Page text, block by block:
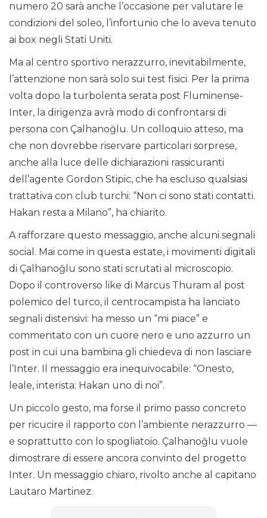
numero 20 sarà anche l’occasione per valutare le
condizioni del soleo, l’infortunio che lo aveva tenuto
ai box negli Stati Uniti.
Ma al centro sportivo nerazzurro, inevitabilmente,
l’attenzione non sarà solo sui test fisici. Per la prima
volta dopo la turbolenta serata post Fluminense-
Inter, la dirigenza avrà modo di confrontarsi di
persona con Çalhanoğlu. Un colloquio atteso, ma
che non dovrebbe riservare particolari sorprese,
anche alla luce delle dichiarazioni rassicuranti
dell’agente Gordon Stipic, che ha escluso qualsiasi
trattativa con club turchi: “Non ci sono stati contatti.
Hakan resta a Milano”, ha chiarito.
A rafforzare questo messaggio, anche alcuni segnali
social. Mai come in questa estate, i movimenti digitali
di Çalhanoğlu sono stati scrutati al microscopio.
Dopo il controverso like di Marcus Thuram al post
polemico del turco, il centrocampista ha lanciato
segnali distensivi: ha messo un “mi piace” e
commentato con un cuore nero e uno azzurro un
post in cui una bambina gli chiedeva di non lasciare
l’Inter. Il messaggio era inequivocabile: “Onesto,
leale, interista: Hakan uno di noi”.
Un piccolo gesto, ma forse il primo passo concreto
per ricucire il rapporto con l’ambiente nerazzurro —
e soprattutto con lo spogliatoio. Çalhanoğlu vuole
dimostrare di essere ancora convinto del progetto
Inter. Un messaggio chiaro, rivolto anche al capitano
Lautaro Martinez.